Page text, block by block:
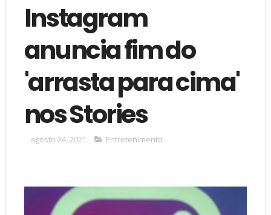
Instagram
anuncia fim do
'arrasta para cima'
nos Stories
agosto 24, 2021 Entretenimento